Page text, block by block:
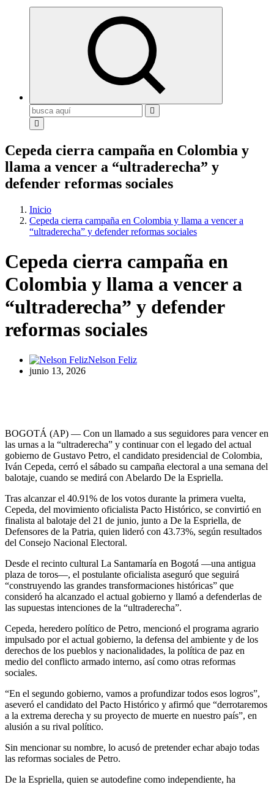
Buscar:
Cepeda cierra campaña en Colombia y
llama a vencer a “ultraderecha” y
defender reformas sociales
Inicio
Cepeda cierra campaña en Colombia y llama a vencer a
“ultraderecha” y defender reformas sociales
Cepeda cierra campaña en
Colombia y llama a vencer a
“ultraderecha” y defender
reformas sociales
Nelson Feliz
junio 13, 2026
BOGOTÁ (AP) — Con un llamado a sus seguidores para vencer en
las urnas a la “ultraderecha” y continuar con el legado del actual
gobierno de Gustavo Petro, el candidato presidencial de Colombia,
Iván Cepeda, cerró el sábado su campaña electoral a una semana del
balotaje, cuando se medirá con Abelardo De la Espriella.
Tras alcanzar el 40.91% de los votos durante la primera vuelta,
Cepeda, del movimiento oficialista Pacto Histórico, se convirtió en
finalista al balotaje del 21 de junio, junto a De la Espriella, de
Defensores de la Patria, quien lideró con 43.73%, según resultados
del Consejo Nacional Electoral.
Desde el recinto cultural La Santamaría en Bogotá —una antigua
plaza de toros—, el postulante oficialista aseguró que seguirá
“construyendo las grandes transformaciones históricas” que
consideró ha alcanzado el actual gobierno y llamó a defenderlas de
las supuestas intenciones de la “ultraderecha”.
Cepeda, heredero político de Petro, mencionó el programa agrario
impulsado por el actual gobierno, la defensa del ambiente y de los
derechos de los pueblos y nacionalidades, la política de paz en
medio del conflicto armado interno, así como otras reformas
sociales.
“En el segundo gobierno, vamos a profundizar todos esos logros”,
aseveró el candidato del Pacto Histórico y afirmó que “derrotaremos
a la extrema derecha y su proyecto de muerte en nuestro país”, en
alusión a su rival político.
Sin mencionar su nombre, lo acusó de pretender echar abajo todas
las reformas sociales de Petro.
De la Espriella, quien se autodefine como independiente, ha